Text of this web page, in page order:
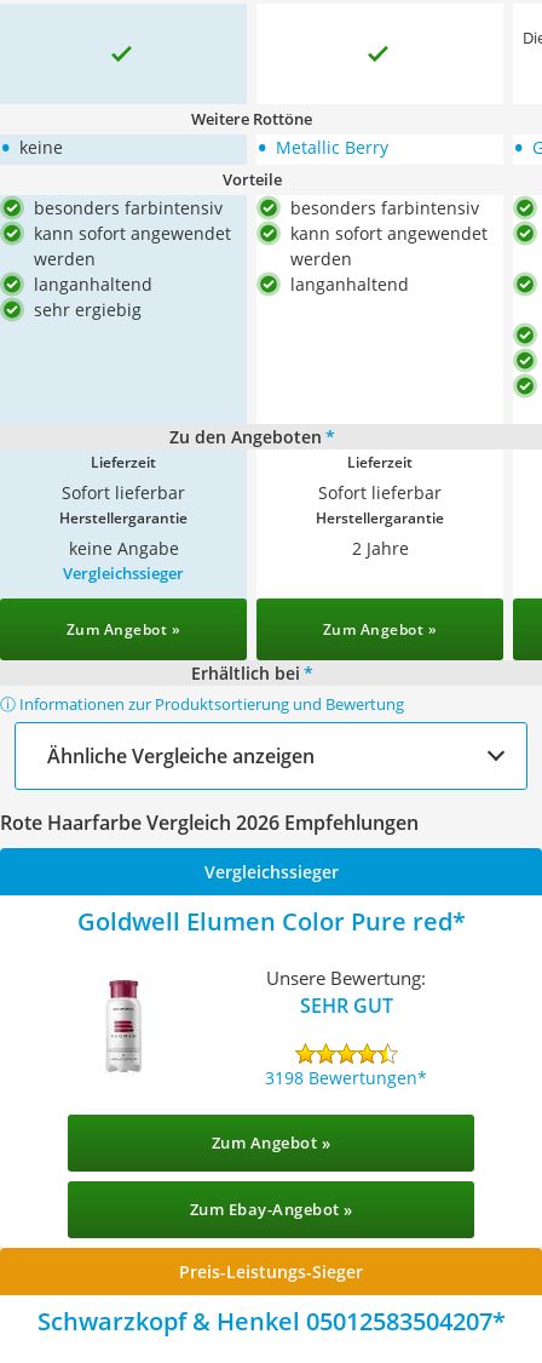
Weitere Rottöne
• keine • Metallic Berry •
Vorteile
besonders farbintensiv
kann sofort angewendet
werden
langanhaltend
sehr ergiebig
besonders farbintensiv
kann sofort angewendet
werden
langanhaltend
Zu den Angeboten *
Lieferzeit
Sofort lieferbar
Lieferzeit
Sofort lieferbar
Herstellergarantie
keine Angabe
Herstellergarantie
2 Jahre
Vergleichssieger
Zum Angebot » Zum Angebot »
Erhältlich bei *
ⓘ Informationen zur Produktsortierung und Bewertung
Ähnliche Vergleiche anzeigen
Rote Haarfarbe Vergleich 2026 Empfehlungen
Vergleichssieger
Goldwell Elumen Color Pure red
Unsere Bewertung:
SEHR GUT
3198 Bewertungen
Zum Angebot »
Zum Ebay-Angebot »
Preis-Leistungs-Sieger
‎Schwarzkopf & Henkel 05012583504207